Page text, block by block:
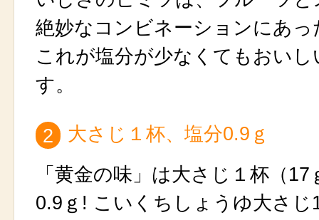
絶妙なコンビネーションにあっ
これが塩分が少なくてもおい
す。
2
大さじ１杯、塩分0.9ｇ
「黄金の味」は大さじ１杯（17
0.9ｇ! こいくちしょうゆ大さじ